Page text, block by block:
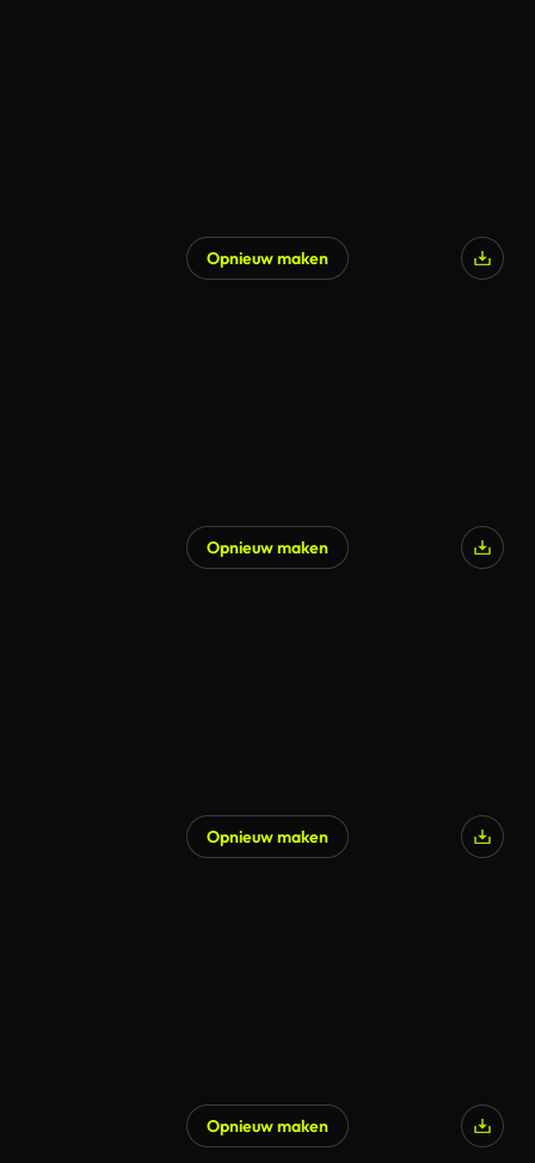
Opnieuw maken
Opnieuw maken
Opnieuw maken
Opnieuw maken